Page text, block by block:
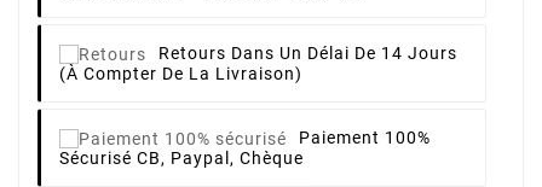
Retours Dans Un Délai De 14 Jours
(à Compter De La Livraison)
Paiement 100%
Sécurisé CB, Paypal, Chèque